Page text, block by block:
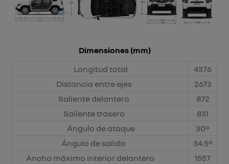
Dimensiones (mm)
Longitud total
4376
Distancia entre ejes
2673
Saliente delantero
872
Saliente trasero
831
Ángulo de ataque
30°
Ángulo de salida
34.5°
Ancho máximo interior delantero
1557